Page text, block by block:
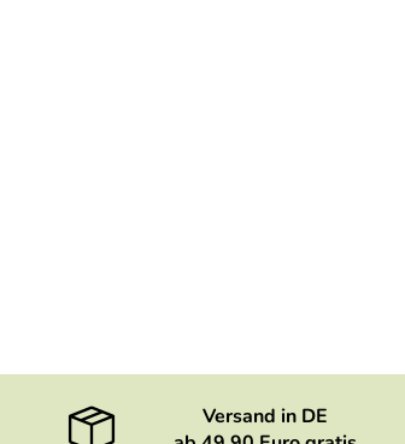
Versand in DE